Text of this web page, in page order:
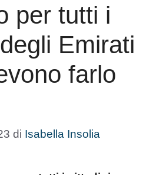
per tutti i
Emirati
farlo
di Isabella Insolia